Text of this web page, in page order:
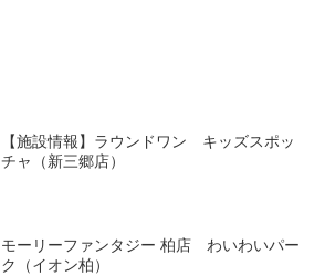
【施設情報】ラウンドワン キッズスポッ
チャ（新三郷店）
モーリーファンタジー 柏店 わいわいパー
ク（イオン柏）